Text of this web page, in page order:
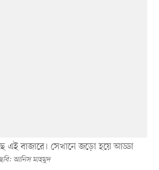
এই বাজারে। সেখানে জড়ো হয়ে আড্ডা
ছবি: আনিস মাহমুদ